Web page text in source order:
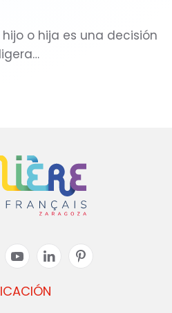
o hija es una decisión